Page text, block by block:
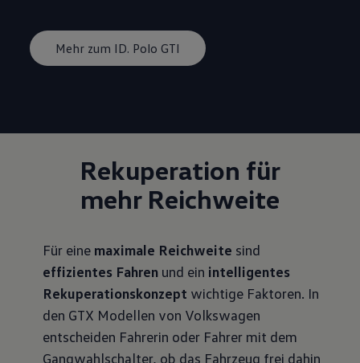
Mehr zum ID. Polo GTI
Rekuperation für
mehr Reichweite
Für eine maximale Reichweite sind
effizientes Fahrenund ein intelligentes
Rekuperationskonzept wichtige Faktoren. In
den GTX Modellen von Volkswagen
entscheiden Fahrerin oder Fahrer mit dem
Gangwahlschalter, ob das Fahrzeug frei dahin